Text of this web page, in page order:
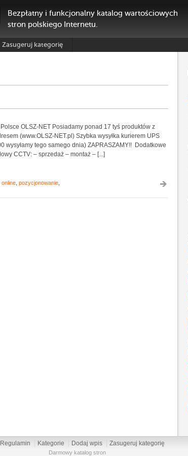
Bezpłatny i funkcjonalny katalog wartościowych
stron polskiego Internetu.
Zasugeruj kategorię
OLSZ-NET Posiadamy ponad 17 tyś produktów z
(www.OLSZ-NET.pl) Szybka wysyłka kurierem UPS
wysyłamy tego samego dnia) ZAPRASZAMY!! Dodatkowe
CCTV: – sprzedaż – montaż – [...]
online pozycjonowanie
Regulamin Kategorie Dodaj wpis Zasugeruj kategorię
Darmowy katalog stron